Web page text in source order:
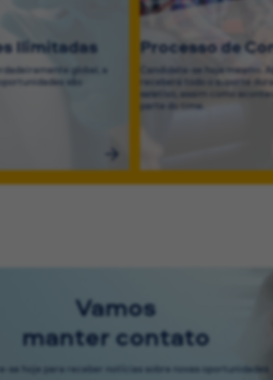
Ilimitadas
global, a
são
Processo de
Candidate-se hoje mesmo.
receberá todo o suporte
seletivo, assim como
parte do time.
Vamos
manter contato
se hoje para receber notícias sobre novas oportunidades